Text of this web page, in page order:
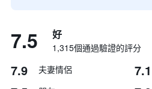
7.5 好
1,315個通過驗證的評分
7.9 夫妻情侶 7.1